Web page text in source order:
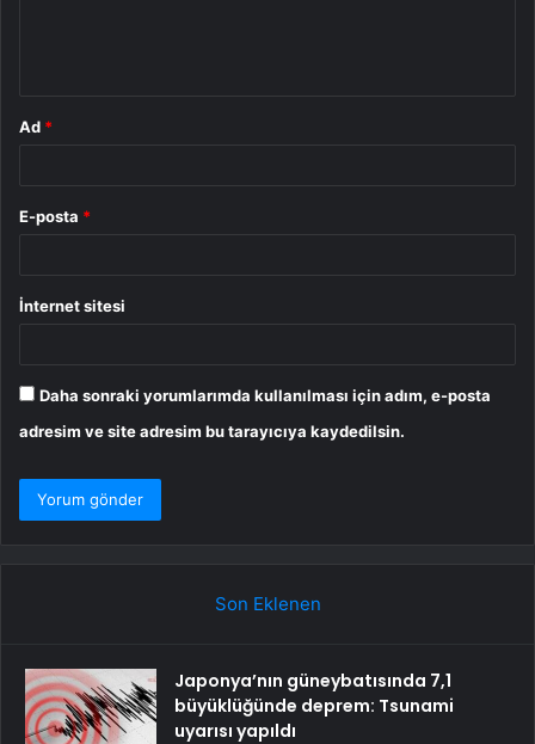
Ad *
E-posta *
İnternet sitesi
Daha sonraki yorumlarımda kullanılması için adım, e-posta
adresim ve site adresim bu tarayıcıya kaydedilsin.
Son Eklenen
Japonya’nın güneybatısında 7,1
büyüklüğünde deprem: Tsunami
uyarısı yapıldı